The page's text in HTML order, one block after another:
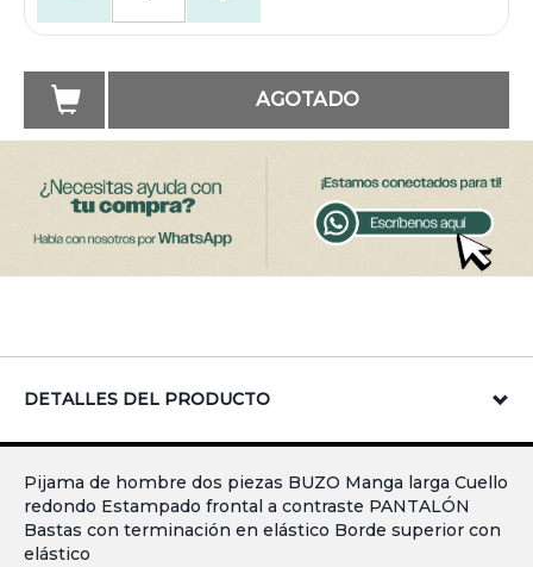
AGOTADO
DETALLES DEL PRODUCTO
Pijama de hombre dos piezas BUZO Manga larga Cuello
redondo Estampado frontal a contraste PANTALÓN
Bastas con terminación en elástico Borde superior con
elástico